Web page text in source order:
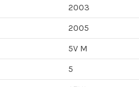
2003
2005
5V M
5